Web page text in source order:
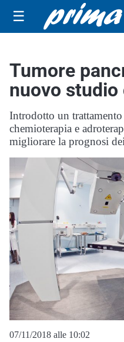
☰
Tumore
nuovo
Introdotto un
chemioterapia e
migliorare la prognosi
07/11/2018 alle 10:02